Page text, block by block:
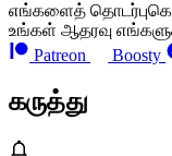
எங்களைத்
உங்கள் ஆதரவு
Patreon
Boosty
கருத்து